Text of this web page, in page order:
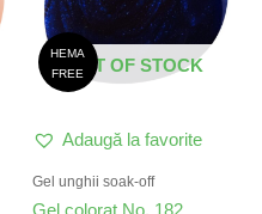
HEMA
FREEOUT OF STOCK
Adaugă la favorite
Gel unghii soak-off
Gel colorat No. 182